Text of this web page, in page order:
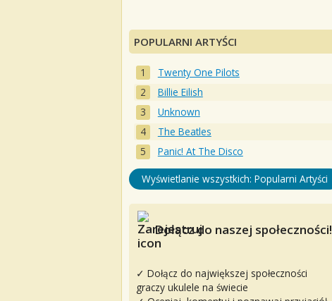
POPULARNI ARTYŚCI
Twenty One Pilots
Billie Eilish
Unknown
The Beatles
Panic! At The Disco
Wyświetlanie wszystkich: Popularni Artyści
Dołącz do naszej społeczności!
✓ Dołącz do największej społeczności
graczy ukulele na świecie